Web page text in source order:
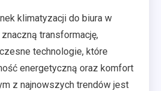
klimatyzacji do biura w
transformację,
technologie, które
energetyczną oraz komfort
z najnowszych trendów jest